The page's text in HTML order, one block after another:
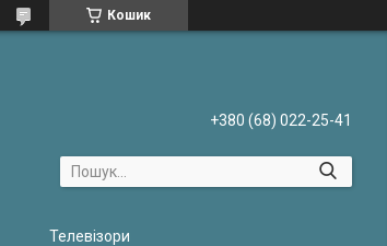
Кошик
+380 (68) 022-25-41
Телевізори